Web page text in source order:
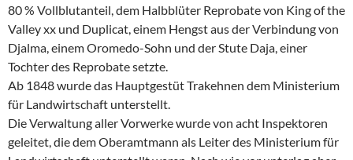
80 % Vollblutanteil, dem Halbblüter Reprobate von King of the
Valley xx und Duplicat, einem Hengst aus der Verbindung von
Djalma, einem Oromedo-Sohn und der Stute Daja, einer
Tochter des Reprobate setzte.
Ab 1848 wurde das Hauptgestüt Trakehnen dem Ministerium
für Landwirtschaft unterstellt.
Die Verwaltung aller Vorwerke wurde von acht Inspektoren
geleitet, die dem Oberamtmann als Leiter des Ministerium für